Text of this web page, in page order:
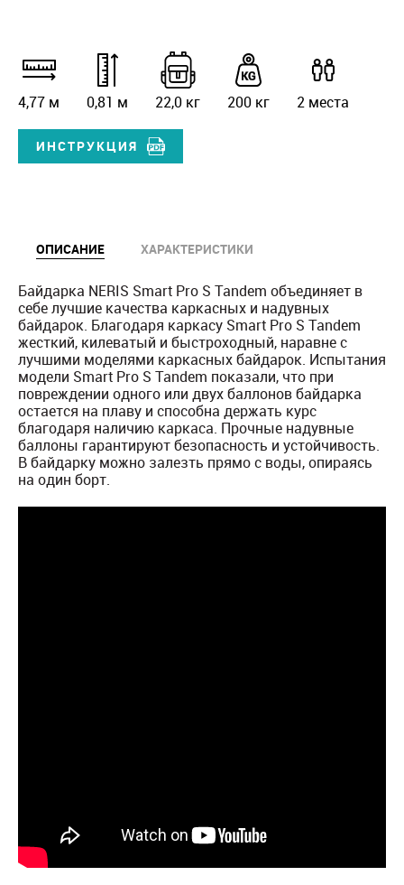
4,77 м 0,81 м 22,0 кг 200 кг 2 места
ИНСТРУКЦИЯ
ОПИСАНИЕ ХАРАКТЕРИСТИКИ
Байдарка NERIS Smart Pro S Tandem объединяет в
себе лучшие качества каркасных и надувных
байдарок. Благодаря каркасу Smart Pro S Tandem
жесткий, килеватый и быстроходный, наравне с
лучшими моделями каркасных байдарок. Испытания
модели Smart Pro S Tandem показали, что при
повреждении одного или двух баллонов байдарка
остается на плаву и способна держать курс
благодаря наличию каркаса. Прочные надувные
баллоны гарантируют безопасность и устойчивость.
В байдарку можно залезть прямо с воды, опираясь
на один борт.